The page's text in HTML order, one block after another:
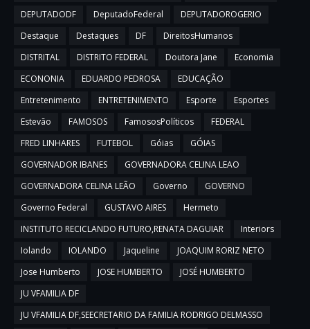
DEPUTADODF
DeputadoFederal
DEPUTADOROGERIO
Destaque
Destaques DF
DireitosHumanos
DISTRITAL
DISTRITO FEDERAL Doutora Jane
Economia
ECONONIA
EDUARDO PEDROSA
EDUCAÇÃO
Entretenimento
ENTRETENIMENTO Esporte
Esportes
Estevão
FAMOSOS FamososPolíticos
FEDERAL
FRED LINHARES
FUTEBOL Góias
GÓIAS
GOVERNADOR IBANES
GOVERNADORA CELINA LEAO
GOVERNADORA CELINA LEÃO
Governo
GOVERNO
Governo Federal
GUSTAVO AIRES
Hermeto
INSTITUTO RECICLANDO FUTURO,RENATA DAGUIAR
Interiors
Iolando
IOLANDO Jaqueline
JOAQUIM RORIZ NETO
Jose Humberto
JOSE HUMBERTO
JOSÉ HUMBERTO
JU VFAMILIA DF
JU VFAMILIA DF,SEECRETARIO DA FAMILIA RODRIGO DELMASSO